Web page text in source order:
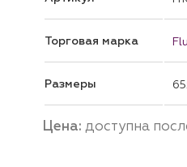
Торговая марка
Размеры
Цена: доступна